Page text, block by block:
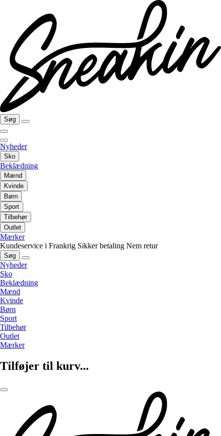
Søg
Nyheder
Sko
Beklædning
Mænd
Kvinde
Børn
Sport
Tilbehør
Outlet
Mærker
Kundeservice i Frankrig Sikker betaling Nem retur
Søg
Nyheder
Sko
Beklædning
Mænd
Kvinde
Børn
Sport
Tilbehør
Outlet
Mærker
Tilføjer til kurv...